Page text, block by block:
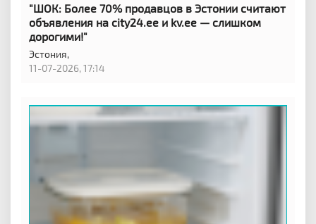
"ШОК: Более 70% продавцов в Эстонии считают
объявления на city24.ee и kv.ee — слишком
дорогими!"
Эстония,
11-07-2026, 17:14